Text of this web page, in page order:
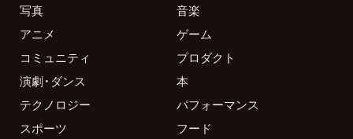
写真
音楽
アニメ
ゲーム
コミュニティ
プロダクト
演劇・ダンス
本
テクノロジー
パフォーマンス
スポーツ
フード